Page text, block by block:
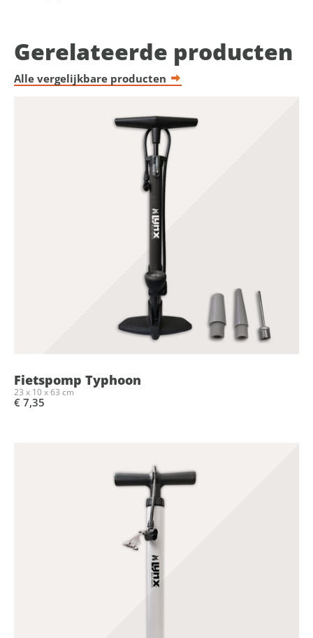
Gerelateerde producten
Alle vergelijkbare producten
Fietspomp Typhoon
23 x 10 x 63 cm
€ 7,35